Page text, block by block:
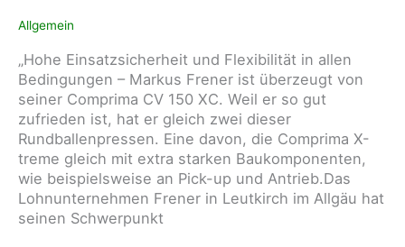
Allgemein
„Hohe Einsatzsicherheit und Flexibilität in allen
Bedingungen – Markus Frener ist überzeugt von
seiner Comprima CV 150 XC. Weil er so gut
zufrieden ist, hat er gleich zwei dieser
Rundballenpressen. Eine davon, die Comprima X-
treme gleich mit extra starken Baukomponenten,
wie beispielsweise an Pick-up und Antrieb.Das
Lohnunternehmen Frener in Leutkirch im Allgäu hat
seinen Schwerpunkt